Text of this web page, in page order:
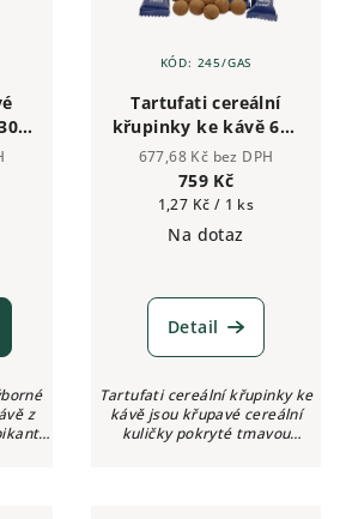
z
Tartufati cereální
křupinky ke kávě 600
ks
677,68 Kč bez DPH
759 Kč
Měrná
cena:
1,27 Kč / 1 ks
Na dotaz
Detail
Tartufati cereální křupinky ke
kávě jsou křupavé cereální
kuličky pokryté tmavou
KÓD: 245/GAS